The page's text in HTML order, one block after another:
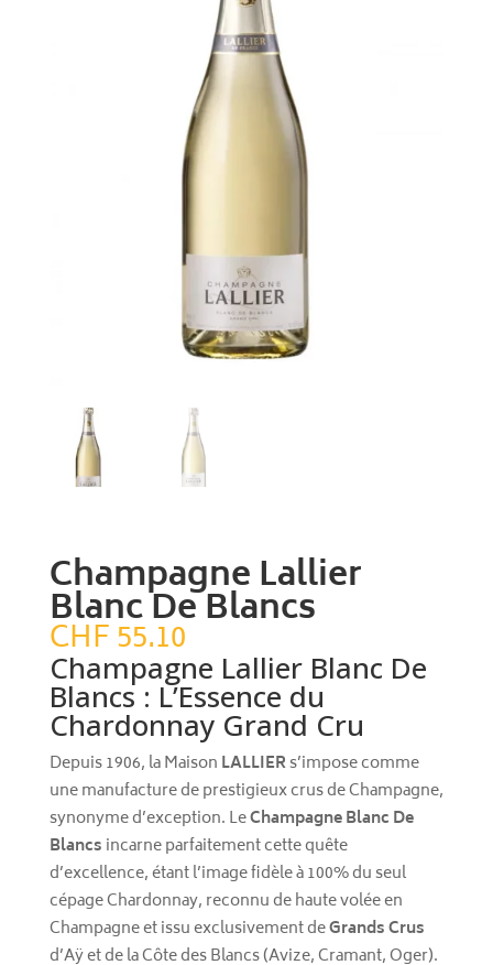
Champagne Lallier
Blanc De Blancs
CHF55.10
Champagne Lallier Blanc De
Blancs : L’Essence du
Chardonnay Grand Cru
Depuis 1906, la Maison LALLIERs’impose comme
une manufacture de prestigieux crus de Champagne,
synonyme d’exception. LeChampagne Blanc De
Blancs incarne parfaitement cette quête
d’excellence, étant l’image fidèle à 100% du seul
cépage Chardonnay, reconnu de haute volée en
Champagne et issu exclusivement deGrands Crus
d’Aÿ et de la Côte des Blancs (Avize, Cramant, Oger).